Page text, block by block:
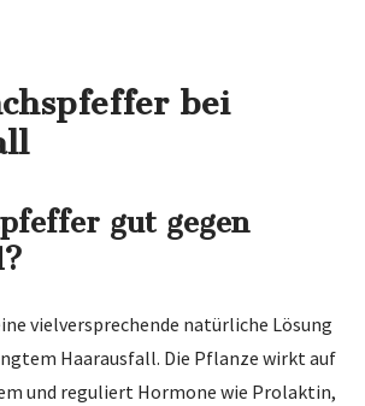
bei
gut gegen
vielversprechende natürliche Lösung
Haarausfall. Die Pflanze wirkt auf
und reguliert Hormone wie Prolaktin,